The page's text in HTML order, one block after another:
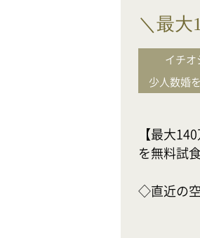
＼最大
イチオ
少人数婚
【最大
を無料試
◇直近の